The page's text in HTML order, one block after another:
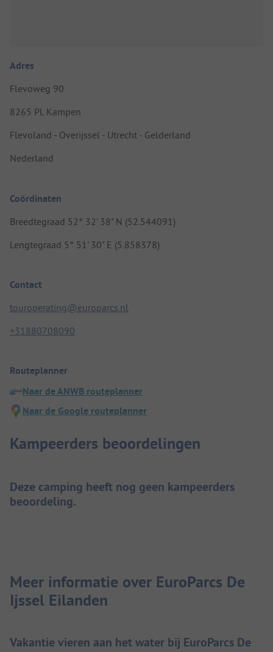
Adres
Flevoweg 90
8265 PL Kampen
Flevoland - Overijssel - Utrecht - Gelderland
Nederland
Coördinaten
Breedtegraad 52° 32' 38" N (52.544091)
Lengtegraad 5° 51' 30" E (5.858378)
Contact
touroperating@europarcs.nl
+31880708090
Routeplanner
Naar de ANWB routeplanner
Naar de Google routeplanner
Kampeerders beoordelingen
Deze camping heeft nog geen kampeerders
beoordeling.
Meer informatie over EuroParcs De
Ijssel Eilanden
Vakantie vieren aan het water bij EuroParcs De